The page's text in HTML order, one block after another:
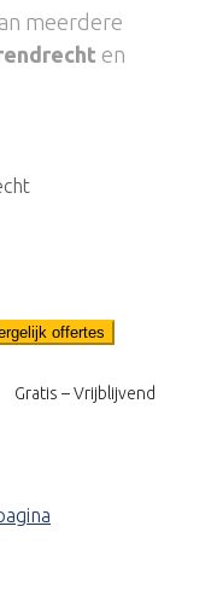
meerdere
en
offertes
Gratis – Vrijblijvend